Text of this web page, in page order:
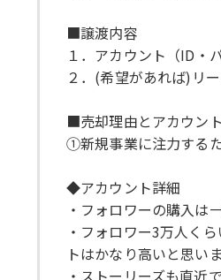
■譲渡内容
１．アカウント（ID・
２．(希望があれば)リ
■売却理由とアカウン
①新規事業に注力する
◆アカウント詳細
・フォロワーの購入は
・フォロワー3万人く
トはかなり高いと思いま
・ストーリーズも直近